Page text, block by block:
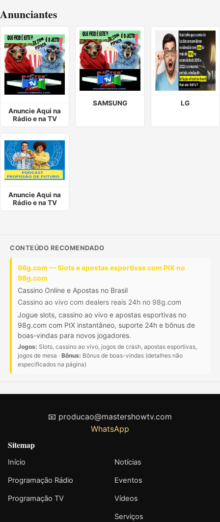
Anunciantes
Anuncie Aqui na
Rádio e na TV
SAMSUNG LG
Anuncie Aqui na
Rádio e na TV
CONTEÚDO RECOMENDADO
98g.com — Slots e apostas esportivas com PIX no
98g.com
Cassino Online e Apostas no Brasil
Cassino ao vivo com dealers reais 24h no 98g.com
Jogue slots, cassino ao vivo e apostas esportivas no
98g.com com PIX instantâneo, suporte 24h e bônus de
boas-vindas para novos jogadores.
Jogos: Slots, cassino ao vivo, jogos de crash, apostas esportivas,
jogos de mesa · Bônus: Bônus de boas-vindas (detalhes não
especificados na página)
📧 producao@mastershowtv.com
WhatsApp
Sitemap
Início
Programação Rádio
Programação TV
Notícias
Eventos
Vídeos
Serviços